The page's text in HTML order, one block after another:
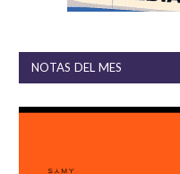
NOTAS DEL MES